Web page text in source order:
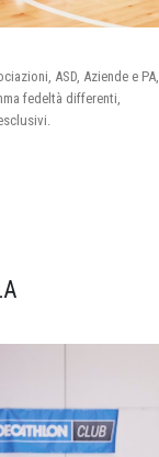
ASD, Aziende e PA,
fedeltà differenti,